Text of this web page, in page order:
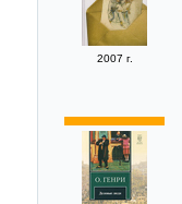
2007 г.